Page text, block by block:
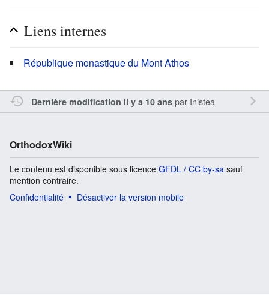
Liens internes
République monastique du Mont Athos
Dernière modification il y a 10 anspar Inistea
OrthodoxWiki
Le contenu est disponible sous licence GFDL / CC by-sa sauf
mention contraire.
Confidentialité
Désactiver la version mobile